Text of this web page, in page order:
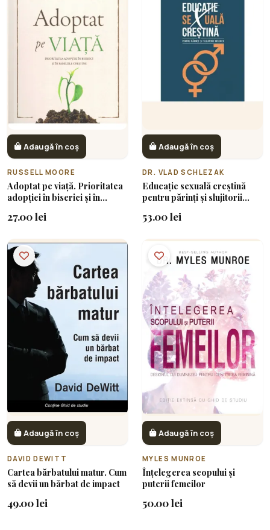
Adaugă în coș
RUSSELL MOORE
Adoptat pe viață. Prioritatea
adopției în biserici și în
27.00 lei
Adaugă în coș
DR. VLAD SCHLEZAK
Educație sexuală creștină
pentru părinți și slujitorii
53.00 lei
Adaugă în coș
DAVID DEWITT
Cartea bărbatului matur. Cum
să devii un bărbat de impact
49.00 lei
Adaugă în coș
MYLES MUNROE
Înțelegerea scopului și
puterii femeilor
50.00 lei